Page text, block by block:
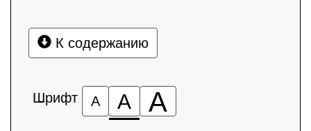
К содержанию
Шрифт А А А